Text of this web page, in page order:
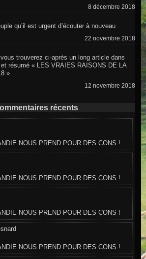
8 décembre 2018
qu’il est urgent d’écouter à nouveau
22 novembre 2018
trouverez ci-après un long article dans
et résumé « LES VRAIES RAISONS DE LA
»
12 novembre 2018
récents
NOUS PREND POUR DES CONS !
NOUS PREND POUR DES CONS !
NOUS PREND POUR DES CONS !
NOUS PREND POUR DES CONS !